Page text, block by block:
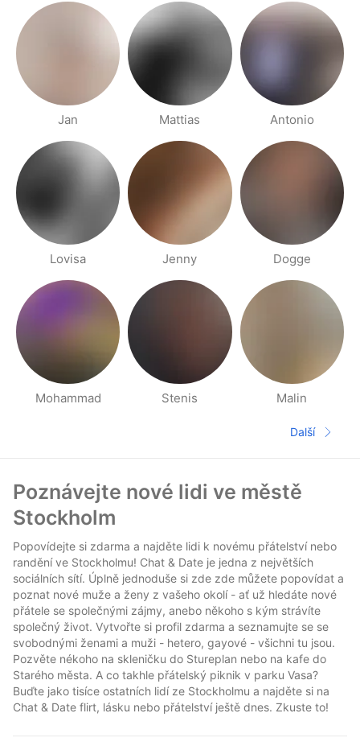
Jan Mattias Antonio
Lovisa Jenny Dogge
Mohammad Stenis Malin
Další
Další
Poznávejte nové lidi ve městě
Stockholm
Popovídejte si zdarma a najděte lidi k novému přátelství nebo
randění ve Stockholmu! Chat & Date je jedna z největších
sociálních sítí. Úplně jednoduše si zde zde můžete popovídat a
poznat nové muže a ženy z vašeho okolí - ať už hledáte nové
přátele se společnými zájmy, anebo někoho s kým strávíte
společný život. Vytvořte si profil zdarma a seznamujte se se
svobodnými ženami a muži - hetero, gayové - všichni tu jsou.
Pozvěte nékoho na skleničku do Stureplan nebo na kafe do
Starého města. A co takhle přátelský piknik v parku Vasa?
Buďte jako tisíce ostatních lidí ze Stockholmu a najděte si na
Chat & Date flirt, lásku nebo přátelství ještě dnes. Zkuste to!